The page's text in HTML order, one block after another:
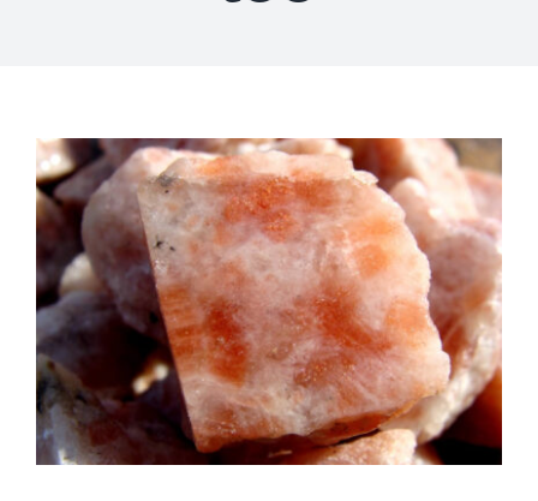
ARTÍCULOS
ACERCA
CONTACTO
Carrito